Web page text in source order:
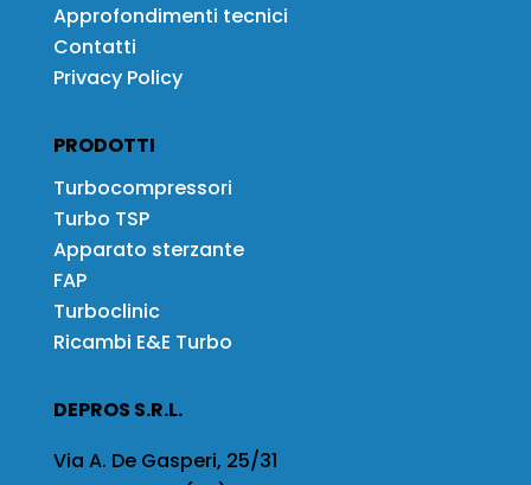
Approfondimenti tecnici
Contatti
Privacy Policy
PRODOTTI
Turbocompressori
Turbo TSP
Apparato sterzante
FAP
Turboclinic
Ricambi E&E Turbo
DEPROS S.R.L.
Via A. De Gasperi, 25/31